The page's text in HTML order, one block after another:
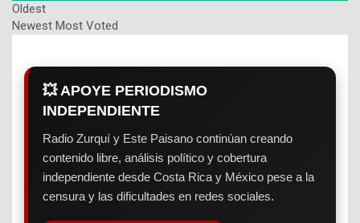
Oldest
Newest Most Voted
💥 APOYE PERIODISMO
INDEPENDIENTE
Radio Zurquí y Este Paisano continúan creando
contenido libre, análisis político y cobertura
independiente desde Costa Rica y México pese a la
censura y las dificultades en redes sociales.